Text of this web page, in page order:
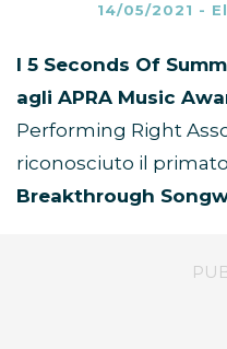
14/05/2021 -
I 5 Seconds Of
agli APRA Music
Performing Right
riconosciuto il
Breakthrough